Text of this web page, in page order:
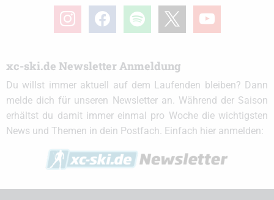
instagramfacebook spotify youtube
xc-ski.de Newsletter Anmeldung
Du willst immer aktuell auf dem Laufenden bleiben? Dann
melde dich für unseren Newsletter an. Während der Saison
erhältst du damit immer einmal pro Woche die wichtigsten
News und Themen in dein Postfach. Einfach hier anmelden: